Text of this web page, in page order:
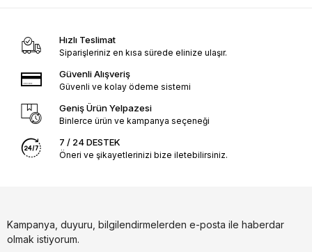
Hızlı Teslimat
Siparişleriniz en kısa sürede elinize ulaşır.
Güvenli Alışveriş
Güvenli ve kolay ödeme sistemi
Geniş Ürün Yelpazesi
Binlerce ürün ve kampanya seçeneği
7 / 24 DESTEK
Öneri ve şikayetlerinizi bize iletebilirsiniz.
Kampanya, duyuru, bilgilendirmelerden e-posta ile haberdar
olmak istiyorum.